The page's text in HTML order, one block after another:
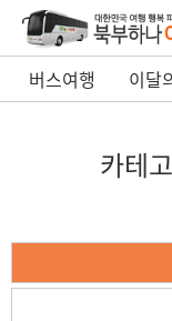
버스여행 이달
카테